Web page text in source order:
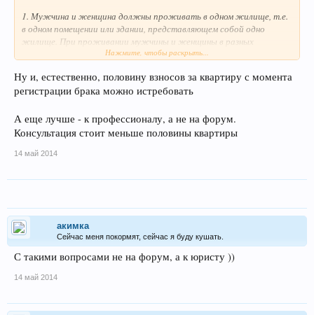
1. Мужчина и женщина должны проживать в одном жилище, т.е.
в одном помещении или здании, представляющем собой одно
жилище. При проживании мужчины и женщины в разных
квартирах многоквартирного дома вряд ли можно вести речь о
исключено.
отношения, позволяющие помимо прочего говорить об
определенной степени доверия в части распоряжения
имуществом.
имущества (за исключением недвижимости и иных особо ценных
4. Пользование, владение и распоряжение имуществом
осуществляется в интересах обоих лиц, ведущих совместное
хозяйство.
Нажмите, чтобы раскрыть...
Ну и, естественно, половину взносов за квартиру с момента
регистрации брака можно истребовать
А еще лучше - к профессионалу, а не на форум.
Консультация стоит меньше половины квартиры
14 май 2014
акимка
Сейчас меня покормят, сейчас я буду кушать.
С такими вопросами не на форум, а к юристу ))
14 май 2014